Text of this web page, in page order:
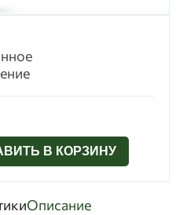
В КОРЗИНУ
Описание
персональных
действует
новой версией.